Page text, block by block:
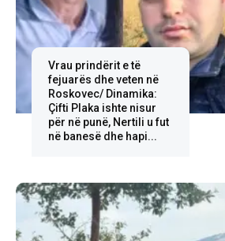
Vrau prindërit e të
fejuarës dhe veten në
Roskovec/ Dinamika:
Çifti Plaka ishte nisur
për në punë, Nertili u fut
në banesë dhe hapi...